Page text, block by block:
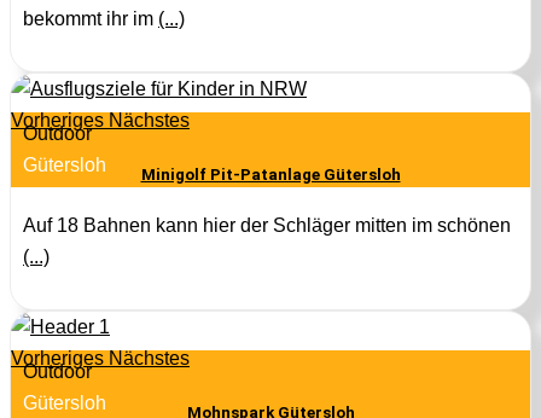
bekommt ihr im (...)
Vorheriges Nächstes
Outdoor
Gütersloh
Minigolf Pit-Patanlage Gütersloh
Auf 18 Bahnen kann hier der Schläger mitten im schönen
(...)
Vorheriges Nächstes
Outdoor
Gütersloh
Mohnspark Gütersloh